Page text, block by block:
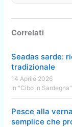
Correlati
Seadas sarde:
tradizionale
14 Aprile 2026
In "Cibo in Sardegna"
Pesce alla
semplice che